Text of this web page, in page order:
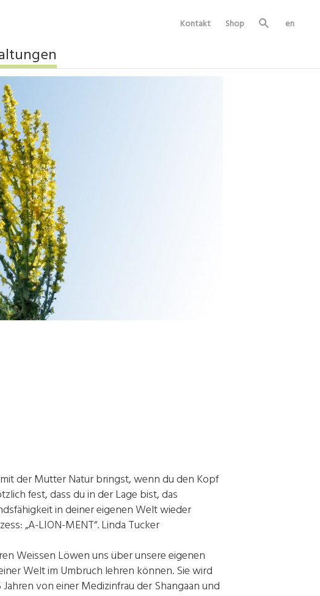
Kontakt Shop
Su
en
der Mutter Natur bringst, wenn du den Kopf
fest, dass du in der Lage bist, das
in deiner eigenen Welt wieder
„A-LION-MENT“. Linda Tucker
Weissen Löwen uns über unsere eigenen
Welt im Umbruch lehren können. Sie wird
von einer Medizinfrau der Shangaan und